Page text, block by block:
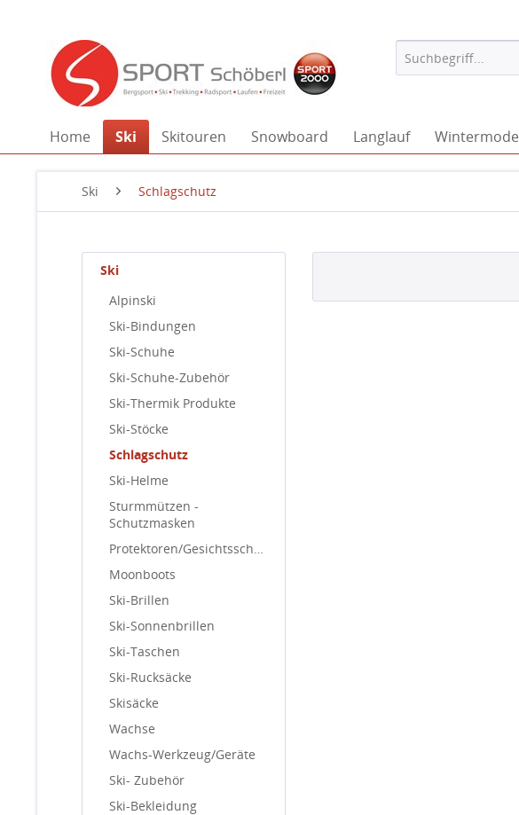
Home Ski Skitouren Snowboard Langlauf Wintermode
Ski Schlagschutz
Ski
Alpinski
Ski-Bindungen
Ski-Schuhe
Ski-Schuhe-Zubehör
Ski-Thermik Produkte
Ski-Stöcke
Schlagschutz
Ski-Helme
Sturmmützen -
Schutzmasken
Protektoren/Gesichtsschutz
Moonboots
Ski-Brillen
Ski-Sonnenbrillen
Ski-Taschen
Ski-Rucksäcke
Skisäcke
Wachse
Wachs-Werkzeug/Geräte
Ski- Zubehör
Ski-Bekleidung